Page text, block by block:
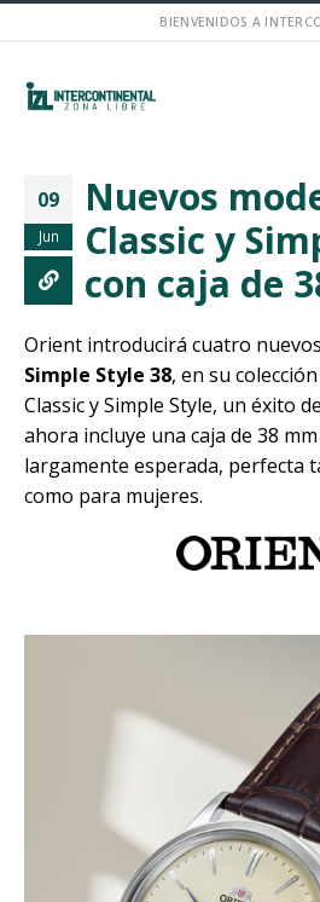
BIENVENIDOS A
09
Jun
Nuevos
Classic y
con caja de
Orient introducirá cuatro
Simple Style 38, en su
Classic y Simple Style, un éxito
ahora incluye una caja de 38
largamente esperada, perfecta
como para mujeres.